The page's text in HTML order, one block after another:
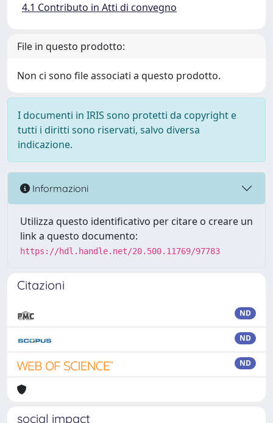
4.1 Contributo in Atti di convegno
File in questo prodotto:
Non ci sono file associati a questo prodotto.
I documenti in IRIS sono protetti da copyright e
tutti i diritti sono riservati, salvo diversa
indicazione.
Informazioni
Utilizza questo identificativo per citare o creare un
link a questo documento:
https://hdl.handle.net/20.500.11769/97783
Citazioni
ND
ND
ND
social impact